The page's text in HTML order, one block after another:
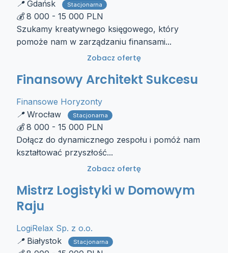
Gdańsk
Stacjonarna
8 000 - 15 000 PLN
Szukamy kreatywnego księgowego, który
pomoże nam w zarządzaniu finansami...
Zobacz ofertę
Finansowy Architekt Sukcesu
Finansowe Horyzonty
Wrocław
Stacjonarna
8 000 - 15 000 PLN
Dołącz do dynamicznego zespołu i pomóż nam
kształtować przyszłość...
Zobacz ofertę
Mistrz Logistyki w Domowym
Raju
LogiRelax Sp. z o.o.
Białystok
Stacjonarna